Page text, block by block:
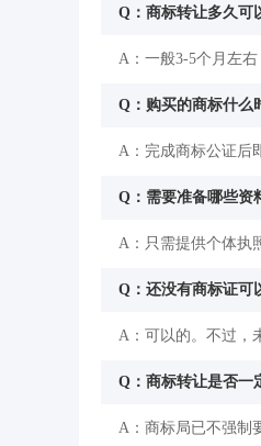
Q：商标转让多久可
A：一般3-5个月左右
Q：购买的商标什么
A：完成商标公证后
Q：需要准备哪些资
A：只需提供个体执
Q：还没有商标证可
A：可以的。不过，
Q：商标转让是否一
A：商标局已不强制